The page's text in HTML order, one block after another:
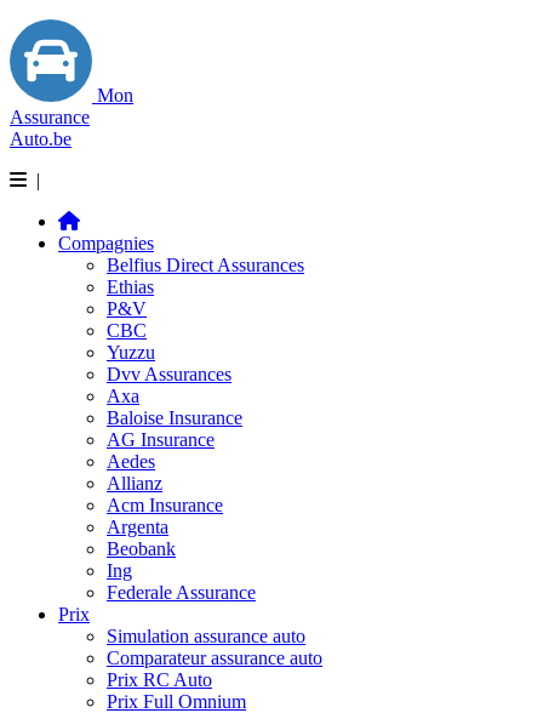
Mon
Assurance
Auto.be
|
Compagnies
Belfius Direct Assurances
Ethias
P&V
CBC
Yuzzu
Dvv Assurances
Axa
Baloise Insurance
AG Insurance
Aedes
Allianz
Acm Insurance
Argenta
Beobank
Ing
Federale Assurance
Prix
Simulation assurance auto
Comparateur assurance auto
Prix RC Auto
Prix Full Omnium